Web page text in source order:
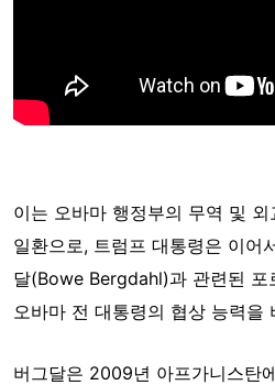
이는 오바마 행정부의 무역 및
일환으로, 트럼프 대통령은 이어
달(Bowe Bergdahl)과 관련된 포
오바마 전 대통령의 협상 능력을
버그달은 2009년 아프가니스탄